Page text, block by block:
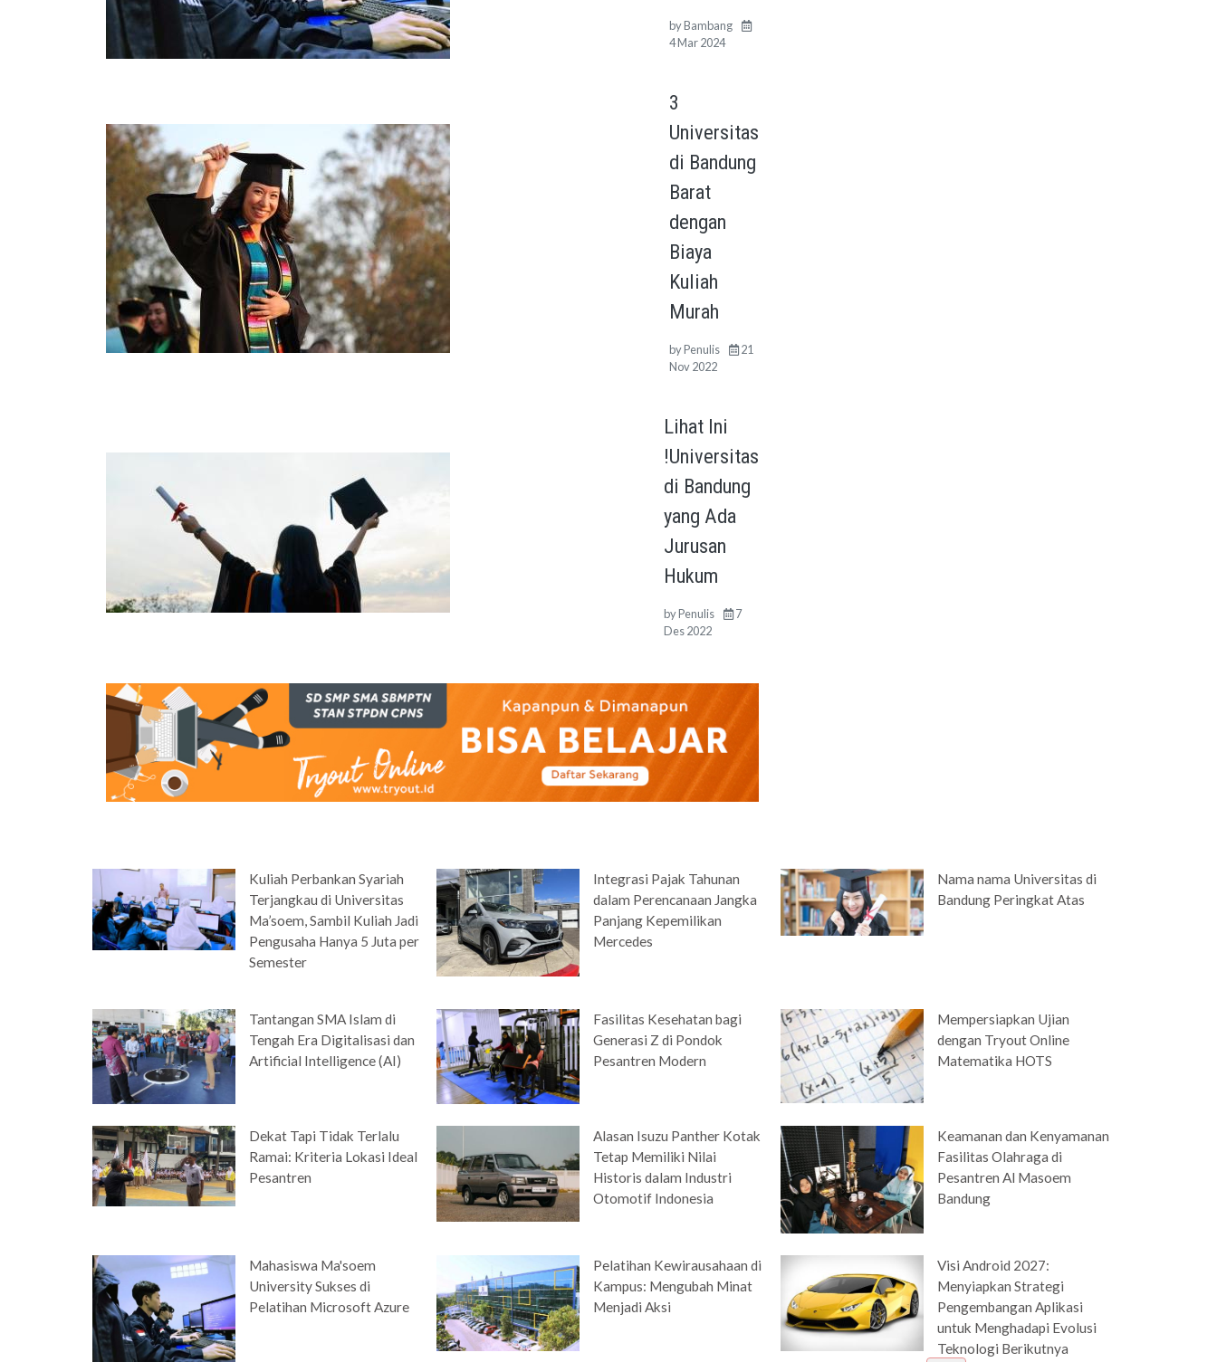
byBambang
4 Mar 2024
3
Universitas
di Bandung
Barat
dengan
Biaya
Kuliah
Murah
byPenulis
21
Nov 2022
Lihat Ini
!Universitas
di Bandung
yang Ada
Jurusan
Hukum
byPenulis
7
Des 2022
Kuliah Perbankan Syariah
Terjangkau di Universitas
Ma’soem, Sambil Kuliah Jadi
Pengusaha Hanya 5 Juta per
Semester
Integrasi Pajak Tahunan
dalam Perencanaan Jangka
Panjang Kepemilikan
Mercedes
Nama nama Universitas di
Bandung Peringkat Atas
Tantangan SMA Islam di
Tengah Era Digitalisasi dan
Artificial Intelligence (AI)
Fasilitas Kesehatan bagi
Generasi Z di Pondok
Pesantren Modern
Mempersiapkan Ujian
dengan Tryout Online
Matematika HOTS
Dekat Tapi Tidak Terlalu
Ramai: Kriteria Lokasi Ideal
Pesantren
Alasan Isuzu Panther Kotak
Tetap Memiliki Nilai
Historis dalam Industri
Otomotif Indonesia
Keamanan dan Kenyamanan
Fasilitas Olahraga di
Pesantren Al Masoem
Bandung
Mahasiswa Ma'soem
University Sukses di
Pelatihan Microsoft Azure
Pelatihan Kewirausahaan di
Kampus: Mengubah Minat
Menjadi Aksi
Visi Android 2027:
Menyiapkan Strategi
Pengembangan Aplikasi
untuk Menghadapi Evolusi
Teknologi Berikutnya
Tutup